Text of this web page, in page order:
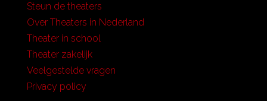
Steun de theaters
Over Theaters in Nederland
Theater in school
Theater zakelijk
Veelgestelde vragen
Privacy policy